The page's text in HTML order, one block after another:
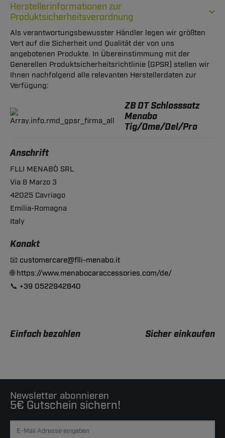
Herstellerinformationen zur
Produktsicherheitsverordnung
Als verantwortungsbewusster Händler legen wir größten
Vert auf die Sicherheit und Qualität der von uns
angebotenen Produkte. In Übereinstimmung mit der
Generellen Produktsicherheitsrichtlinie (GPSR) stellen wir
Ihnen nachfolgend alle relevanten Herstellerdaten zur
Verfügung:
ZB DT Schlosssatz
Menabo
Tig/Ome/Del/Pro
Anschrift
FLLI MENABÒ SRL
Via 8 Marzo 3
42025 Cavriago
Emilia-Romagna
Italy
Konakt
📧 customercare@flli-menabo.it
🌐https://www.menabocaraccessories.com/de/
📞 +39 0522942840
Einfach bezahlen Sicher einkaufen
Newsletter abonnieren
5€ Gutschein sichern!